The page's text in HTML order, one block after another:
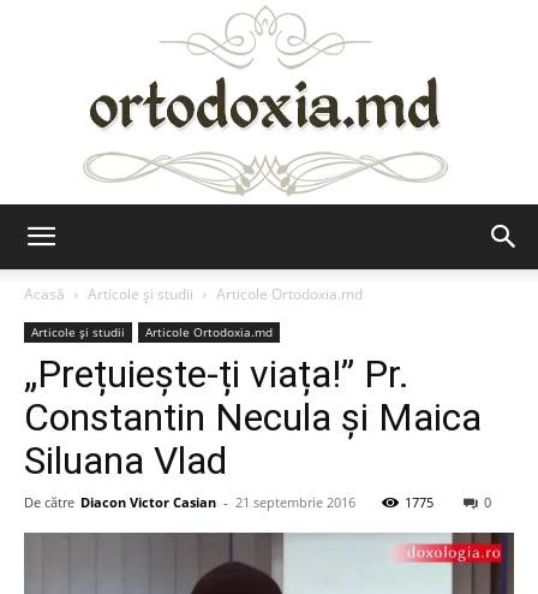
Acasă
Articole şi studii Articole Ortodoxia.md
Articole şi studii Articole Ortodoxia.md
„Prețuiește-ți viața!” Pr.
Constantin Necula și Maica
Siluana Vlad
De către Diacon Victor Casian - 21 septembrie 2016 1775 0